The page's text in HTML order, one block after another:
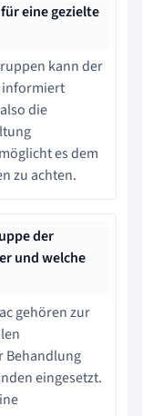
eine gezielte
kann der
informiert
die
es dem
zu achten.
der
und welche
gehören zur
Behandlung
eingesetzt.